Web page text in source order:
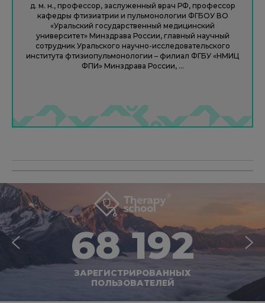
д. м. н., профессор, заслуженный врач РФ, профессор
кафедры фтизиатрии и пульмонологии ФГБОУ ВО
«Уральский государственный медицинский
университет» Минздрава России, главный научный
сотрудник Уральского научно-исследовательского
института фтизиопульмонологии – филиал ФГБУ «НМИЦ
ФПИ» Минздрава России, ...
68 192
ЗАРЕГИСТРИРОВАННЫХ
ПОЛЬЗОВАТЕЛЕЙ